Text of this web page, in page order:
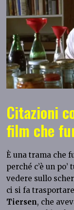
Citazioni
film che
È una trama che
perché c’è un
vedere sullo
ci si fa
Tiersen, che